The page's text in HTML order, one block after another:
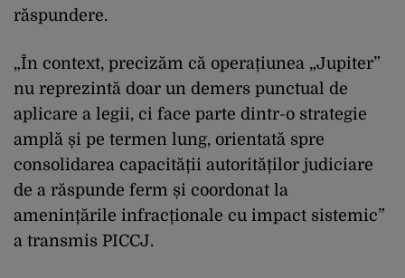
răspundere.
„În context, precizăm că operațiunea „Jupiter”
nu reprezintă doar un demers punctual de
aplicare a legii, ci face parte dintr-o strategie
amplă și pe termen lung, orientată spre
consolidarea capacității autorităților judiciare
de a răspunde ferm și coordonat la
amenințările infracționale cu impact sistemic”
a transmis PICCJ.